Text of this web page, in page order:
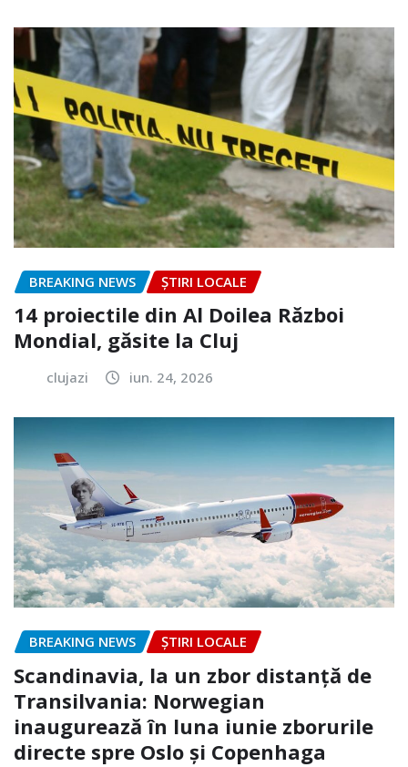
BREAKING NEWS ȘTIRI LOCALE
14 proiectile din Al Doilea Război
Mondial, găsite la Cluj
clujazi iun. 24, 2026
BREAKING NEWS ȘTIRI LOCALE
Scandinavia, la un zbor distanță de
Transilvania: Norwegian
inaugurează în luna iunie zborurile
directe spre Oslo și Copenhaga